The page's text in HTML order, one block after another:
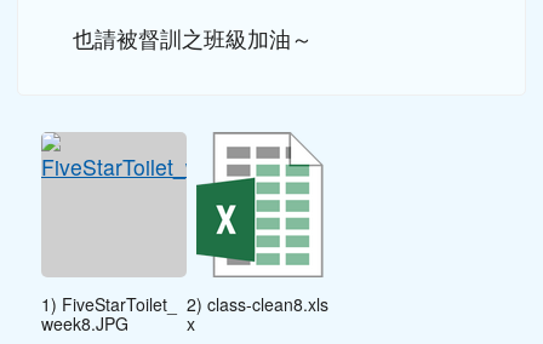
也請被督訓之班級加油～
1) FiveStarToilet_
week8.JPG
2) class-clean8.xls
x